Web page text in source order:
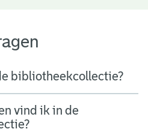
bibliotheekcollectie?
vind ik in de